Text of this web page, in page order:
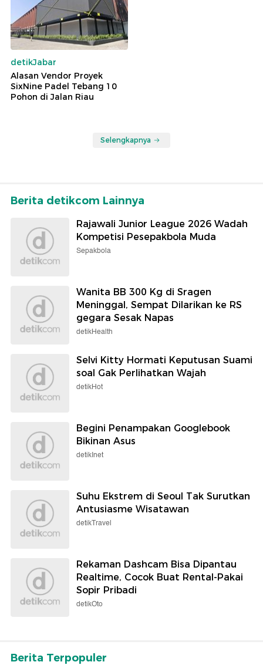
detikJabar
Alasan Vendor Proyek
SixNine Padel Tebang 10
Pohon di Jalan Riau
Selengkapnya
Berita detikcom Lainnya
Rajawali Junior League 2026 Wadah
Kompetisi Pesepakbola Muda
Sepakbola
Wanita BB 300 Kg di Sragen
Meninggal, Sempat Dilarikan ke RS
gegara Sesak Napas
detikHealth
Selvi Kitty Hormati Keputusan Suami
soal Gak Perlihatkan Wajah
detikHot
Begini Penampakan Googlebook
Bikinan Asus
detikInet
Suhu Ekstrem di Seoul Tak Surutkan
Antusiasme Wisatawan
detikTravel
Rekaman Dashcam Bisa Dipantau
Realtime, Cocok Buat Rental-Pakai
Sopir Pribadi
detikOto
Berita Terpopuler